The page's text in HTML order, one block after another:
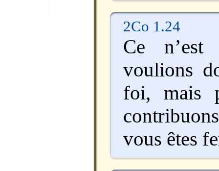
2Co 1.24
Ce
voulions
foi, mais
vous êtes